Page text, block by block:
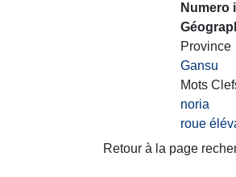
Numero
Province
Gansu
Mots
noria
roue
Retour à la page